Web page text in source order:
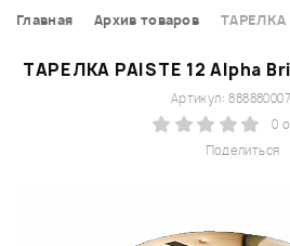
Главная Архив товаров ТАРЕЛКА
ТАРЕЛКА PAISTE 12 Alpha
Поделиться
Артикул:
0